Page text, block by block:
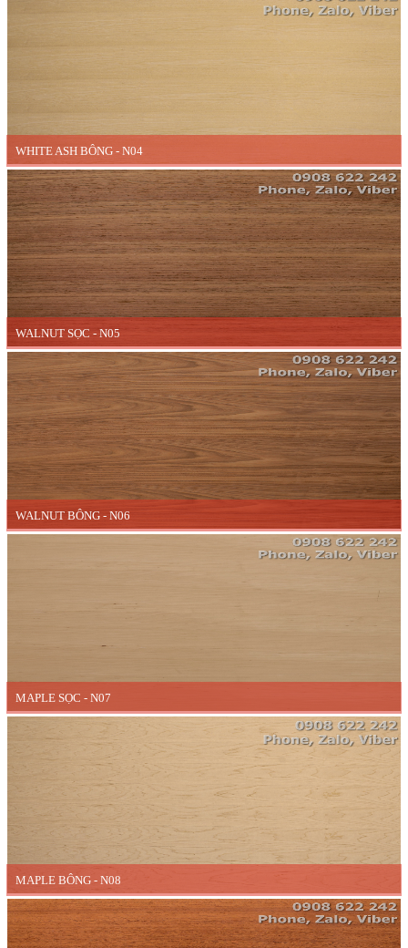
WHITE ASH BÔNG - N04
WALNUT SỌC - N05
WALNUT BÔNG - N06
MAPLE SỌC - N07
MAPLE BÔNG - N08